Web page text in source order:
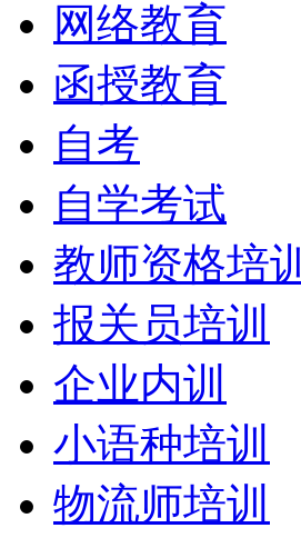
网络教育
函授教育
自考
自学考试
教师资格培训
报关员培训
企业内训
小语种培训
物流师培训